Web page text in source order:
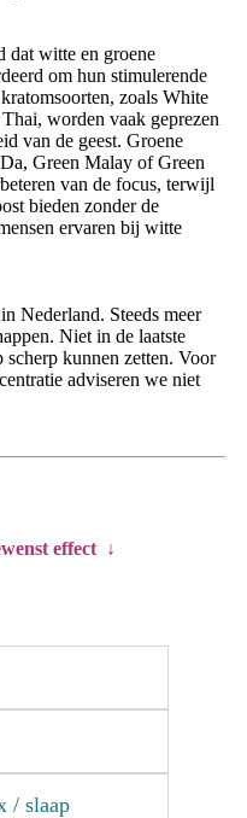
dat witte en groene
om hun stimulerende
zoals White
worden vaak geprezen
van de geest. Groene
Green Malay of Green
van de focus, terwijl
bieden zonder de
ervaren bij witte
Nederland. Steeds meer
Niet in de laatste
kunnen zetten. Voor
adviseren we niet
effect ↓
/ slaap